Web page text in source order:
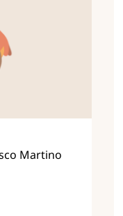
Martino